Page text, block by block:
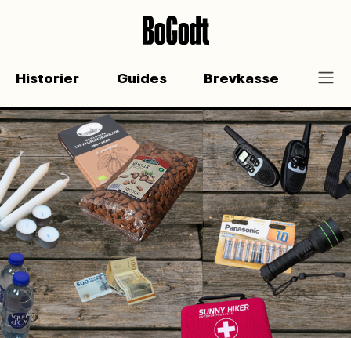
Historier Guides Brevkasse